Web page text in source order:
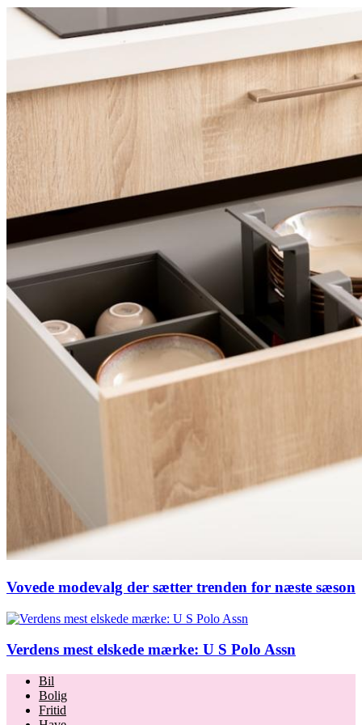
Vovede modevalg der sætter trenden for næste sæson
Verdens mest elskede mærke: U S Polo Assn
Bil
Bolig
Fritid